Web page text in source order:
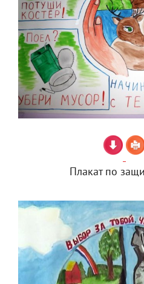
Плакат по